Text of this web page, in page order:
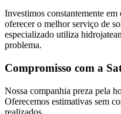
Investimos constantemente
oferecer o melhor serviço de
especializado utiliza
problema.
Compromisso com a
Nossa companhia preza pela
Oferecemos estimativas sem
realizados.